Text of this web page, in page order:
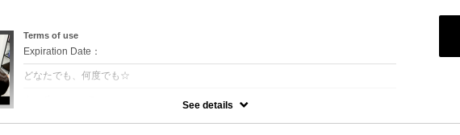
Terms of use
Expiration Date：
どなたでも、何度でも☆
水分量を底上げします◎カラーとの相性が抜群で、今まで見た事が無いような艶が出
See details